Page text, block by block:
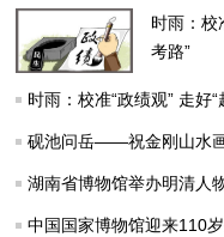
时雨：校
考路”
时雨：校准“政绩观” 走好“
砚池问岳——祝金刚山水画
湖南省博物馆举办明清人
中国国家博物馆迎来110岁